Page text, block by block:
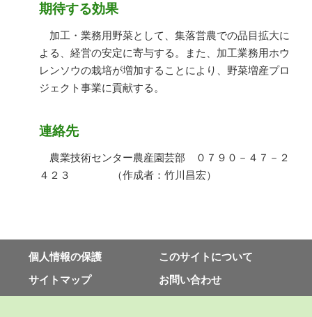
期待する効果
加工・業務用野菜として、集落営農での品目拡大に
よる、経営の安定に寄与する。また、加工業務用ホウ
レンソウの栽培が増加することにより、野菜増産プロ
ジェクト事業に貢献する。
連絡先
農業技術センター農産園芸部 ０７９０－４７－２
４２３ （作成者：竹川昌宏）
個⼈情報の保護
このサイトについて
サイトマップ
お問い合わせ